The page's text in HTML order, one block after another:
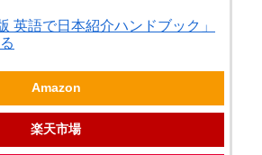
英語で日本紹介ハンドブック」
Amazon
楽天市場